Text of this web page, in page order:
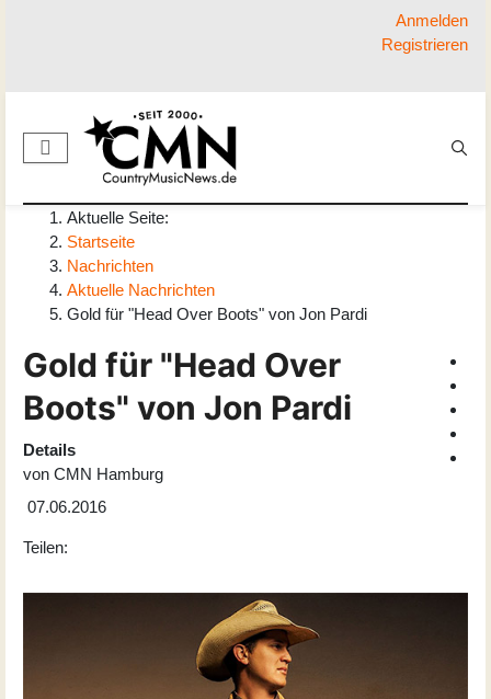
Anmelden
Registrieren
Aktuelle Seite:
Startseite
Nachrichten
Aktuelle Nachrichten
Gold für "Head Over Boots" von Jon Pardi
Gold für "Head Over
Boots" von Jon Pardi
Details
von CMN Hamburg
07.06.2016
Teilen: